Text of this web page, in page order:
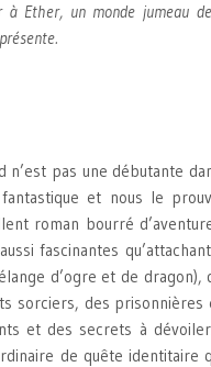
à Ether, un monde jumeau
n’est pas une débutante
et nous le
roman bourré
fascinantes
d’ogre et de dragon),
sorciers, des prisonnières
et des secrets à
de quête identitaire